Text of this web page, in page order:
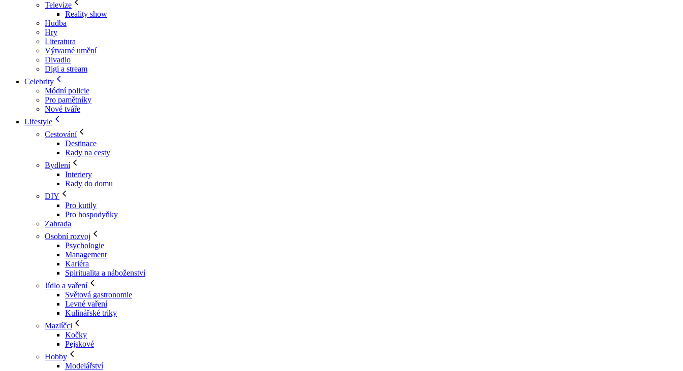
Televize
Reality show
Hudba
Hry
Literatura
Výtvarné umění
Divadlo
Digi a stream
Celebrity
Módní policie
Pro pamětníky
Nové tváře
Lifestyle
Cestování
Destinace
Rady na cesty
Bydlení
Interiery
Rady do domu
DIY
Pro kutily
Pro hospodyňky
Zahrada
Osobní rozvoj
Psychologie
Management
Kariéra
Spiritualita a náboženství
Jídlo a vaření
Světová gastronomie
Levné vaření
Kulinářské triky
Mazlíčci
Kočky
Pejskové
Hobby
Modelářství